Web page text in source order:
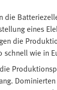
die
eines
die
schnell wie in